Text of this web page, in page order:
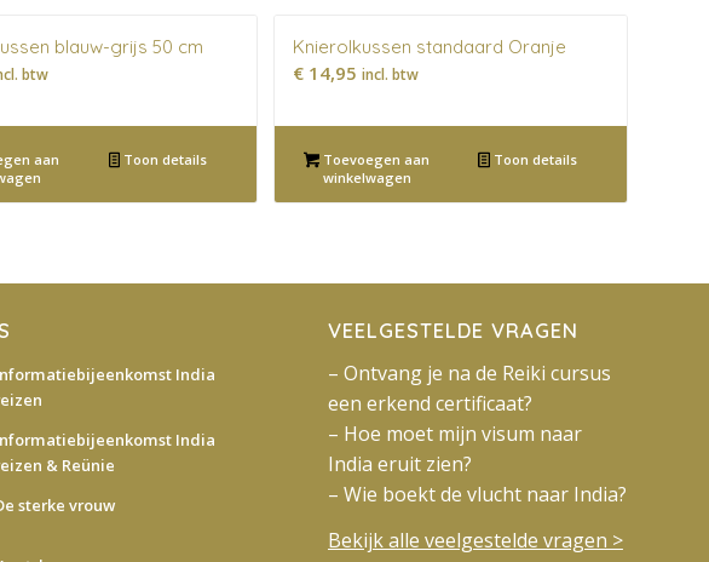
blauw-grijs 50 cm
btw
aan
Toon details
Knierolkussen standaard Oranje
€14,95 incl. btw
Toevoegen aan
winkelwagen
Toon details
India
India
& Reünie
sterke vrouw
VEELGESTELDE VRAGEN
– Ontvang je na de Reiki cursus
een erkend certificaat?
– Hoe moet mijn visum naar
India eruit zien?
– Wie boekt de vlucht naar India?
Bekijk alle veelgestelde vragen >